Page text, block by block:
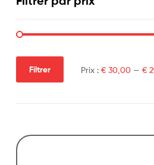
Filtrer Prix :€ 30,00 —€